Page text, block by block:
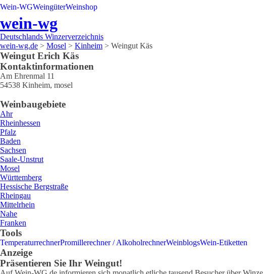
Wein-WGWeingüterWeinshop
wein-wg
Deutschlands Winzerverzeichnis
wein-wg.de > Mosel > Kinheim > Weingut Käs
Weingut Erich Käs
Kontaktinformationen
Am Ehrenmal 11
54538 Kinheim, mosel
Weinbaugebiete
Ahr
Rheinhessen
Pfalz
Baden
Sachsen
Saale-Unstrut
Mosel
Württemberg
Hessische Bergstraße
Rheingau
Mittelrhein
Nahe
Franken
Tools
TemperaturrechnerPromillerechner / AlkoholrechnerWeinblogsWein-Etiketten
Anzeige
Präsentieren Sie Ihr Weingut!